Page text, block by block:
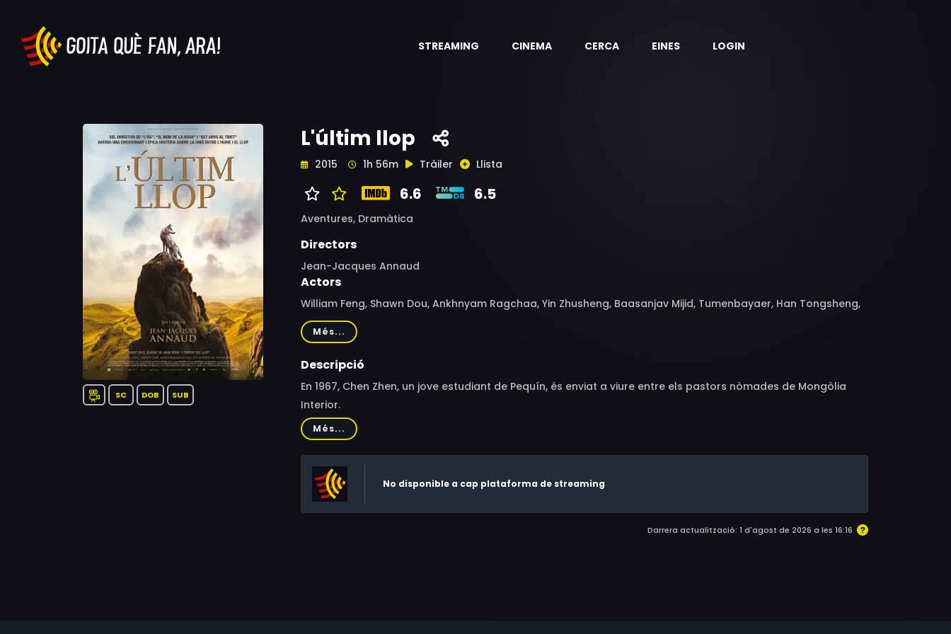
STREAMING CINEMA CERCA EINES LOGIN
SC DOB SUB
L'últim llop
2015 1h 56m Tràiler Llista
6.6 6.5
Aventures, Dramàtica
Directors
Jean-Jacques Annaud
Actors
William Feng, Shawn Dou, Ankhnyam Ragchaa, Yin Zhusheng, Baasanjav Mijid, Tumenbayaer, Han Tongsheng,
Huang Xiaolei, Chanart, Xia Xing
Més...
Descripció
En 1967, Chen Zhen, un jove estudiant de Pequín, és enviat a viure entre els pastors nòmades de Mongòlia
Interior.
Més...
No disponible a cap plataforma de streaming
Darrera actualització: 1 d'agost de 2026 a les 16:16